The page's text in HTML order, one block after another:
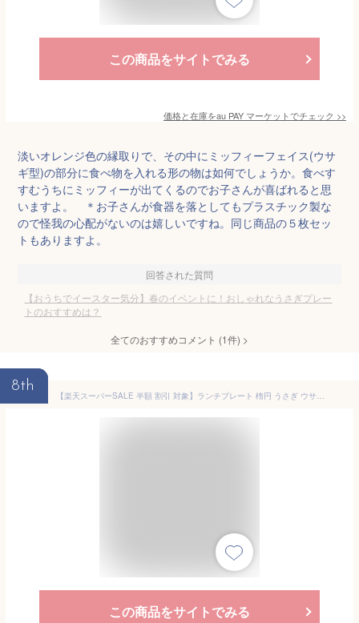
この商品をサイトでみる
価格と在庫をau PAY マーケットでチェック >>
淡いオレンジ色の縁取りで、その中にミッフィーフェイス(ウサ
ギ型)の部分に食べ物を入れる形の物は如何でしょうか。食べす
すむうちにミッフィーが出てくるのでお子さんが喜ばれると思
いますよ。 ＊お子さんが食器を落としてもプラスチック製な
ので怪我の心配がないのは嬉しいですね。同じ商品の５枚セッ
トもありますよ。
回答された質問
【おうちでイースター気分】春のイベントに！おしゃれなうさぎプレー
トのおすすめは？
全てのおすすめコメント (1件) >
8th
【楽天スーパーSALE 半額 割引 対象】ランチプレート 楕円 うさぎ ウサギ 陶器 子供 キッズ ベビー 離乳食 子供 食器 お子様ランチ 仕切り皿 アニマル 動物 お食い初め 手づかみ食べ 手掴み食べ かわいい 絵付け用 白 白磁 食洗機対応 あす楽可 ラッピング不可
この商品をサイトでみる